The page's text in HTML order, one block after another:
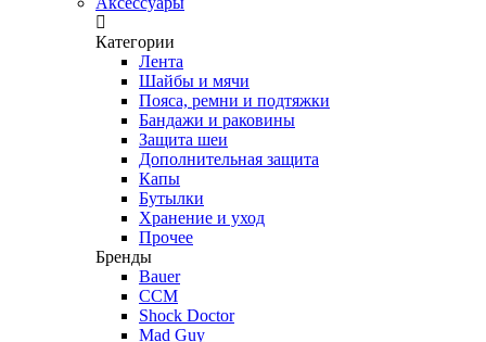
Категории
Лента
Шайбы и мячи
Пояса, ремни и подтяжки
Бандажи и раковины
Защита шеи
Дополнительная защита
Капы
Бутылки
Хранение и уход
Прочее
Бренды
Bauer
CCM
Shock Doctor
Mad Guy